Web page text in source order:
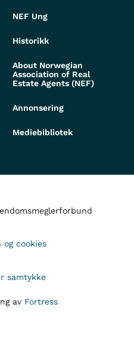
NEF Ung
Historikk
About Norwegian
Association of Real
Estate Agents (NEF)
Annonsering
Mediebibliotek
og cookies
samtykke
av Fortress